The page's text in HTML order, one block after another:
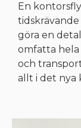
En
göra en
omfatta hela
och
allt i det nya